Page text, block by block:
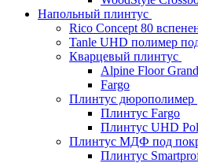
Напольный плинтус
Rico Concept 80
Tanle UHD полимер
Кварцевый плинтус
Alpine Floor
Fargo
Плинтус дюрополимер
Плинтус Fargo
Плинтус UHD
Плинтус МДФ под
Плинтус